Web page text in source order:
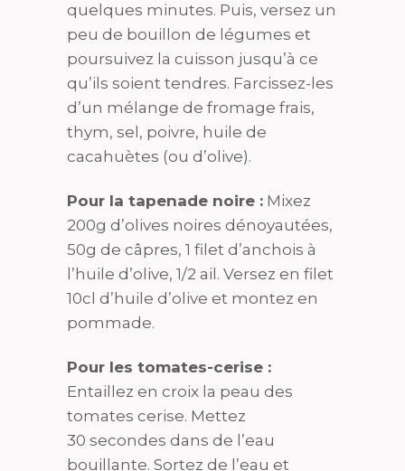
quelques minutes. Puis, versez un
peu de bouillon de légumes et
poursuivez la cuisson jusqu’à ce
qu’ils soient tendres. Farcissez-les
d’un mélange de fromage frais,
thym, sel, poivre, huile de
cacahuètes (ou d’olive).
Pour la tapenade noire : Mixez
200g d’olives noires dénoyautées,
50g de câpres, 1 filet d’anchois à
l’huile d’olive, 1/2 ail. Versez en filet
10cl d’huile d’olive et montez en
pommade.
Pour les tomates-cerise :
Entaillez en croix la peau des
tomates cerise. Mettez
30 secondes dans de l’eau
bouillante. Sortez de l’eau et